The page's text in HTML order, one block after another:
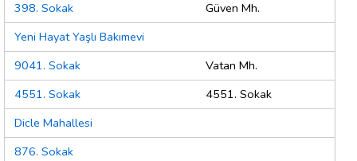
398. Sokak
Güven Mh.
Yeni Hayat Yaşlı Bakımevi
9041. Sokak
Vatan Mh.
4551. Sokak
4551. Sokak
Dicle Mahallesi
876. Sokak